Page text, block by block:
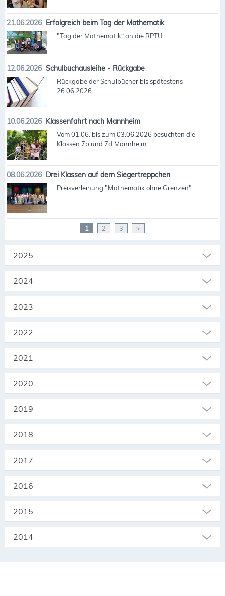
21.06.2026 Erfolgreich beim Tag der Mathematik
"Tag der Mathematik“ an die RPTU
12.06.2026 Schulbuchausleihe - Rückgabe
Rückgabe der Schulbücher bis spätestens
26.06.2026
10.06.2026 Klassenfahrt nach Mannheim
Vom 01.06. bis zum 03.06.2026 besuchten die
Klassen 7b und 7d Mannheim.
08.06.2026 Drei Klassen auf dem Siegertreppchen
Preisverleihung "Mathematik ohne Grenzen"
1 2 3 >
2025
2024
2023
2022
2021
2020
2019
2018
2017
2016
2015
2014